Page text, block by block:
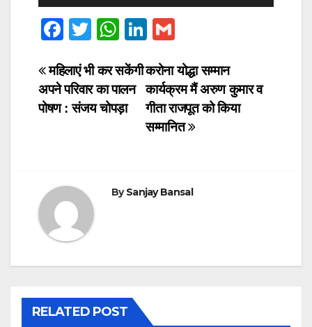
F
c
e
b
k
T
tt
er
W
at
s
A
Li
k
e
dI
n
ail
Post
navigation
करोना योद्धा सम्मान
कार्यक्रम मैं अरुण कुमार व
गीता राजपूत को किया
सम्मानित
महिलाएं भी कर सकेंगी
अपने परिवार का पालन
पोषण : संजय चोपड़ा
BySanjay Bansal
RELATED POST